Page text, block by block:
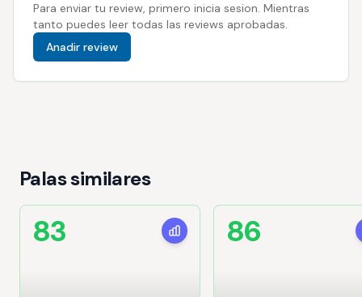
Para enviar tu review, primero inicia sesion. Mientras
tanto puedes leer todas las reviews aprobadas.
Anadir review
Palas similares
83 86